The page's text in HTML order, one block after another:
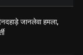
जानलेवा हमला,